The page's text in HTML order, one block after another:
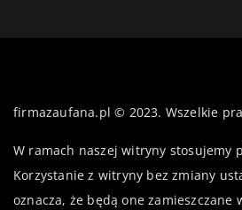
firmazaufana.pl © 2023. Wszelkie
W ramach naszej witryny stosujemy
Korzystanie z witryny bez zmiany
oznacza, że będą one zamieszczane